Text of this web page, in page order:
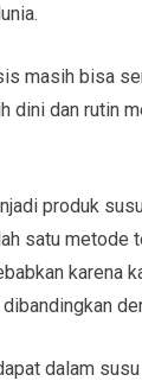
masih bisa
dini dan rutin
produk
satu metode
karena
dalam